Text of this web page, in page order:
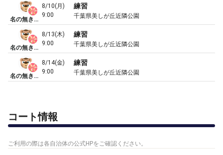
名の無きテニスサークル（仮）
8/10(月)
9:00
練習
千葉県美しが丘近隣公園
名の無きテニスサークル（仮）
8/13(木)
9:00
練習
千葉県美しが丘近隣公園
名の無きテニスサークル（仮）
8/14(金)
9:00
練習
千葉県美しが丘近隣公園
コート情報
ご利用の際は各自治体の公式HPをご確認ください。